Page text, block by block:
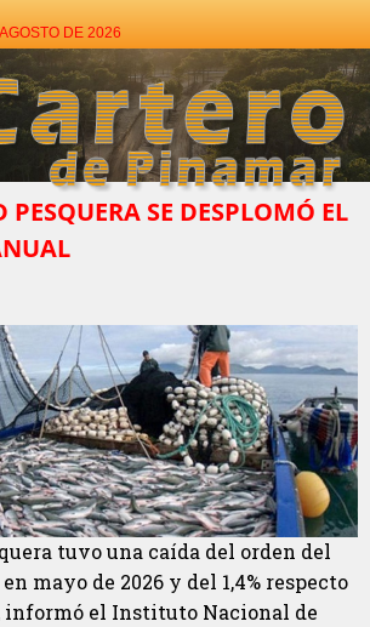
DE 2026
SE DESPLOMÓ EL
tuvo una caída del orden del
mayo de 2026 y del 1,4% respecto
informó el Instituto Nacional de